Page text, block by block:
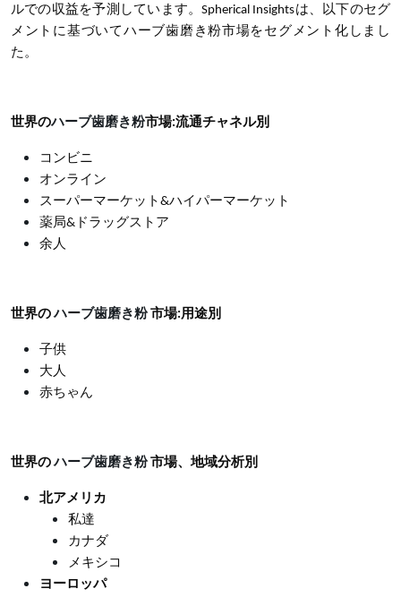
ルでの収益を予測しています。Spherical Insightsは、以下のセグ
メントに基づいてハーブ歯磨き粉市場をセグメント化しまし
た。
世界のハーブ歯磨き粉市場:流通チャネル別
コンビニ
オンライン
スーパーマーケット &ハイパーマーケット
薬局&ドラッグストア
余人
世界のハーブ歯磨き粉 市場:用途別
子供
大人
赤ちゃん
世界のハーブ歯磨き粉 市場、地域分析別
北アメリカ
私達
カナダ
メキシコ
ヨーロッパ